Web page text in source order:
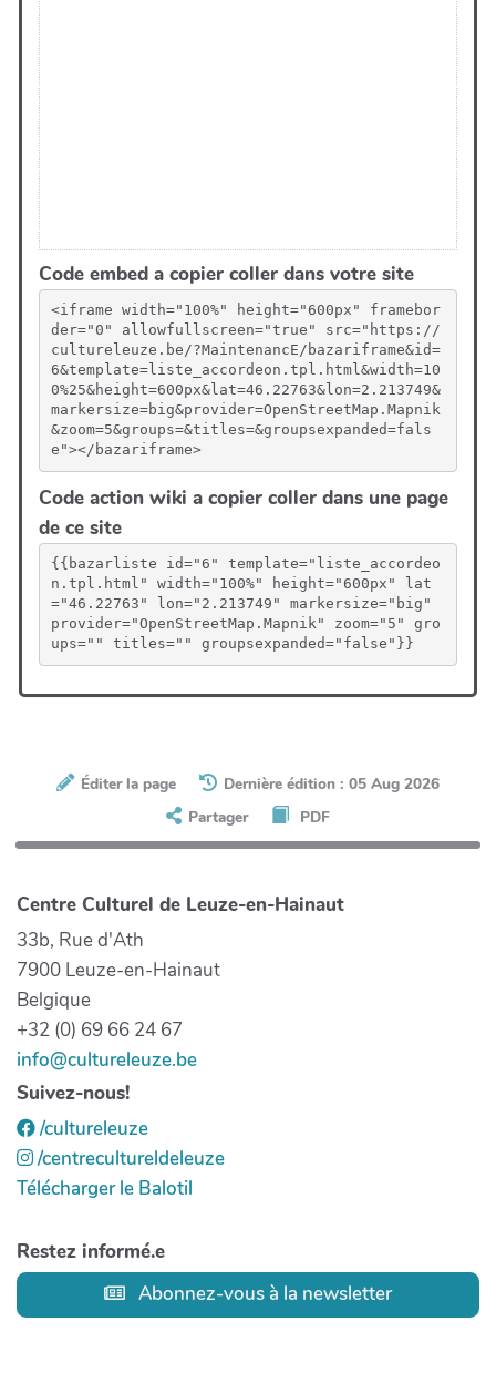
Code embed a copier coller dans votre site
<iframe width="100%" height="600px" framebor
der="0" allowfullscreen="true" src="https://
cultureleuze.be/?MaintenancE/bazariframe&id=
6&template=liste_accordeon.tpl.html&width=10
0%25&height=600px&lat=46.22763&lon=2.213749&
markersize=big&provider=OpenStreetMap.Mapnik
&zoom=5&groups=&titles=&groupsexpanded=fals
e"></bazariframe>
Code action wiki a copier coller dans une page
de ce site
{{bazarliste id="6" template="liste_accordeo
n.tpl.html" width="100%" height="600px" lat
="46.22763" lon="2.213749" markersize="big"
provider="OpenStreetMap.Mapnik" zoom="5" gro
ups="" titles="" groupsexpanded="false"}}
Éditer la page
Dernière édition : 05 Aug 2026
Partager
PDF
Centre Culturel de Leuze-en-Hainaut
33b, Rue d'Ath
7900 Leuze-en-Hainaut
Belgique
+32 (0) 69 66 24 67
info@cultureleuze.be
Suivez-nous!
/cultureleuze
/centrecultureldeleuze
Télécharger le Balotil
Restez informé.e
Abonnez-vous à la newsletter